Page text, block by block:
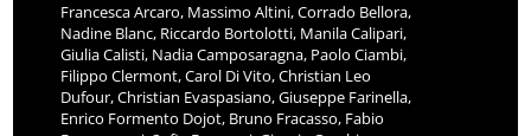
Francesca Arcaro, Massimo Altini, Corrado Bellora,
Nadine Blanc, Riccardo Bortolotti, Manila Calipari,
Giulia Calisti, Nadia Camposaragna, Paolo Ciambi,
Filippo Clermont, Carol Di Vito, Christian Leo
Dufour, Christian Evaspasiano, Giuseppe Farinella,
Enrico Formento Dojot, Bruno Fracasso, Fabio